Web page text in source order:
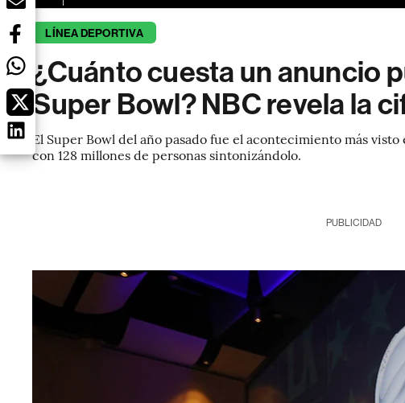
LÍNEA DEPORTIVA
¿Cuánto cuesta un anuncio
Super Bowl? NBC revela la
El Super Bowl del año pasado fue el acontecimiento más
con 128 millones de personas sintonizándolo.
PUBLICIDAD